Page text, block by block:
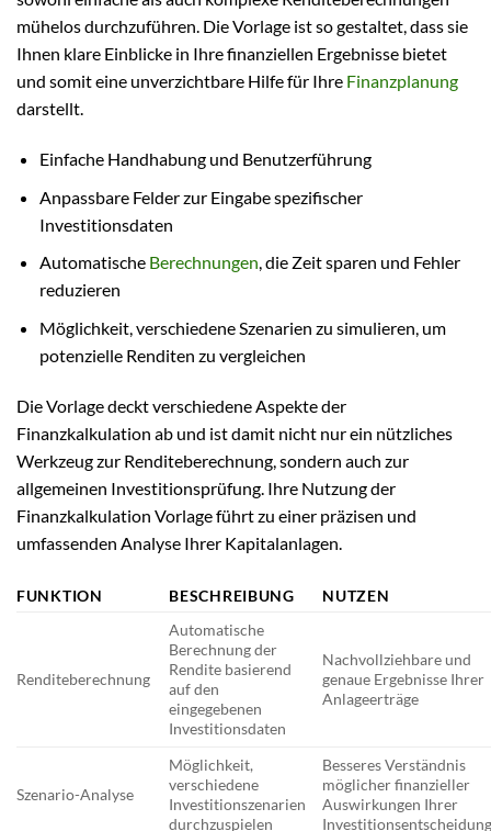
mühelos durchzuführen. Die Vorlage ist so gestaltet, dass sie
Ihnen klare Einblicke in Ihre finanziellen Ergebnisse bietet
und somit eine unverzichtbare Hilfe für Ihre Finanzplanung
darstellt.
Einfache Handhabung und Benutzerführung
Anpassbare Felder zur Eingabe spezifischer
Investitionsdaten
Automatische Berechnungen, die Zeit sparen und Fehler
reduzieren
Möglichkeit, verschiedene Szenarien zu simulieren, um
potenzielle Renditen zu vergleichen
Die Vorlage deckt verschiedene Aspekte der
Finanzkalkulation ab und ist damit nicht nur ein nützliches
Werkzeug zur Renditeberechnung, sondern auch zur
allgemeinen Investitionsprüfung. Ihre Nutzung der
Finanzkalkulation Vorlage führt zu einer präzisen und
umfassenden Analyse Ihrer Kapitalanlagen.
FUNKTION BESCHREIBUNG NUTZEN
Renditeberechnung
Automatische
Berechnung der
Rendite basierend
auf den
eingegebenen
Investitionsdaten
Nachvollziehbare und
genaue Ergebnisse Ihrer
Anlageerträge
Szenario-Analyse
Möglichkeit,
verschiedene
Investitionszenarien
durchzuspielen
Besseres Verständnis
möglicher finanzieller
Auswirkungen Ihrer